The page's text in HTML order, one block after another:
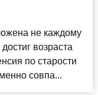
не каждому
возраста
по старости
совпа...